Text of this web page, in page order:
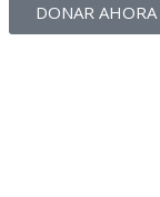
DONAR AHORA